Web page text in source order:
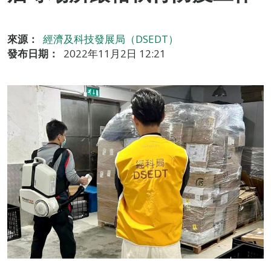
來源：
經濟及科技發展局（DSEDT）
發布日期：
2022年11月2日 12:21